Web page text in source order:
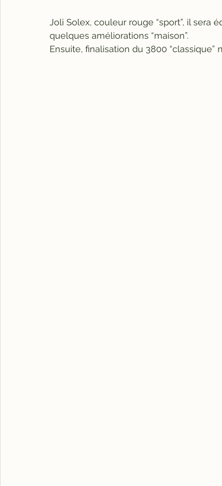
Joli Solex, couleur rouge “sport”, il sera
quelques améliorations “maison”.
Ensuite, finalisation du 3800